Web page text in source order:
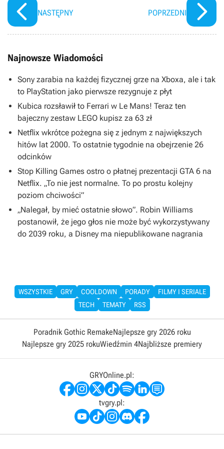
NASTĘPNY
zamków
POPRZEDNI
Najnowsze Wiadomości
Sony zarabia na każdej fizycznej grze na Xboxa, ale i tak
to PlayStation jako pierwsze rezygnuje z płyt
Kubica rozsławił to Ferrari w Le Mans! Teraz ten
bajeczny zestaw LEGO kupisz za 63 zł
Netflix wkrótce pożegna się z jednym z największych
hitów lat 2000. To ostatnie tygodnie na obejrzenie 26
odcinków
Stop Killing Games ostro o płatnej prezentacji GTA 6 na
Netflix. „To nie jest normalne. To po prostu kolejny
poziom chciwości”
„Nalegał, by mieć ostatnie słowo”. Robin Williams
postanowił, że jego głos nie może być wykorzystywany
do 2039 roku, a Disney ma niepublikowane nagrania
WSZYSTKIE GRY COOLDOWN PORADY
FILMY I SERIALE
TECH
TEMATY RSS
Poradnik Gothic RemakeNajlepsze gry 2026 roku
Najlepsze gry 2025 rokuWiedźmin 4Najbliższe premiery
GRYOnline.pl:
tvgry.pl: